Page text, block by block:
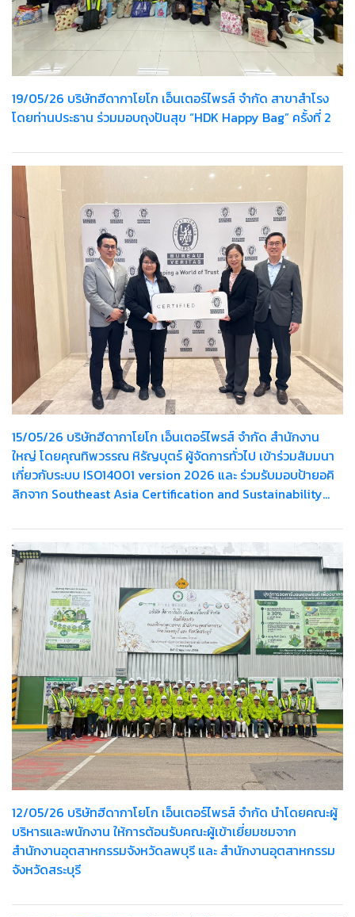
19/05/26 บริษัทฮีดากาโยโก เอ็นเตอร์ไพรส์ จำกัด สาขาสำโรง
โดยท่านประธาน ร่วมมอบถุงปันสุข “HDK Happy Bag” ครั้งที่ 2
15/05/26 บริษัทฮีดากาโยโก เอ็นเตอร์ไพรส์ จำกัด สำนักงาน
ใหญ่ โดยคุณทิพวรรณ หิรัญบุตร์ ผู้จัดการทั่วไป เข้าร่วมสัมมนา
เกี่ยวกับระบบ ISO14001 version 2026 และ ร่วมรับมอบป้ายอคิ
ลิกจาก Southeast Asia Certification and Sustainability
12/05/26 บริษัทฮีดากาโยโก เอ็นเตอร์ไพรส์ จำกัด นำโดยคณะผู้
บริหารและพนักงาน ให้การต้อนรับคณะผู้เข้าเยี่ยมชมจาก
สำนักงานอุตสาหกรรมจังหวัดลพบุรี และ สำนักงานอุตสาหกรรม
จังหวัดสระบุรี